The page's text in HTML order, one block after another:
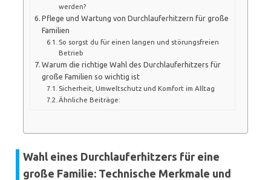
werden?
Pflege und Wartung von Durchlauferhitzern für große
Familien
So sorgst du für einen langen und störungsfreien
Betrieb
Warum die richtige Wahl des Durchlauferhitzers für
große Familien so wichtig ist
Sicherheit, Umweltschutz und Komfort im Alltag
Ähnliche Beiträge:
Wahl eines Durchlauferhitzers für eine
große Familie: Technische Merkmale und